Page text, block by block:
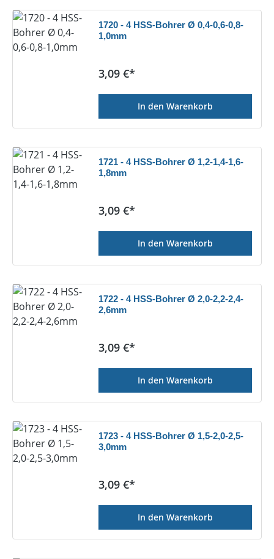
1720 - 4 HSS-Bohrer Ø 0,4-0,6-0,8-
1,0mm
Regulärer Preis:
3,09 €*
In den Warenkorb
1721 - 4 HSS-Bohrer Ø 1,2-1,4-1,6-
1,8mm
Regulärer Preis:
3,09 €*
In den Warenkorb
1722 - 4 HSS-Bohrer Ø 2,0-2,2-2,4-
2,6mm
Regulärer Preis:
3,09 €*
In den Warenkorb
1723 - 4 HSS-Bohrer Ø 1,5-2,0-2,5-
3,0mm
Regulärer Preis:
3,09 €*
In den Warenkorb